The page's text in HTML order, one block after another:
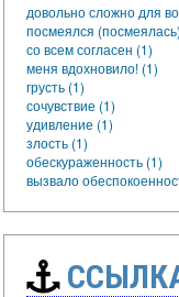
довольно сложно для
посмеялся
со всем согласен (1)
меня вдохновило! (1)
грусть (1)
сочувствие (1)
удивление (1)
злость (1)
обескураженность (1)
вызвало